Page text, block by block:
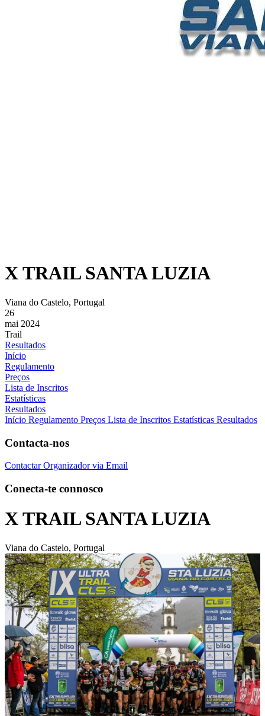
X TRAIL SANTA LUZIA
Viana do Castelo, Portugal
26
mai 2024
Trail
Resultados
Início
Regulamento
Preços
Lista de Inscritos
Estatísticas
Resultados
Início Regulamento Preços Lista de Inscritos Estatísticas Resultados
Contacta-nos
Contactar Organizador via Email
Conecta-te connosco
X TRAIL SANTA LUZIA
Viana do Castelo, Portugal